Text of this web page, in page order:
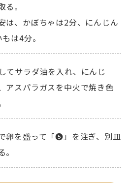
。
は、かぼちゃは2分、にんじん
は4分。
てサラダ油を入れ、にんじ
アスパラガスを中火で焼き色
卵を盛って「❺」を注ぎ、別皿